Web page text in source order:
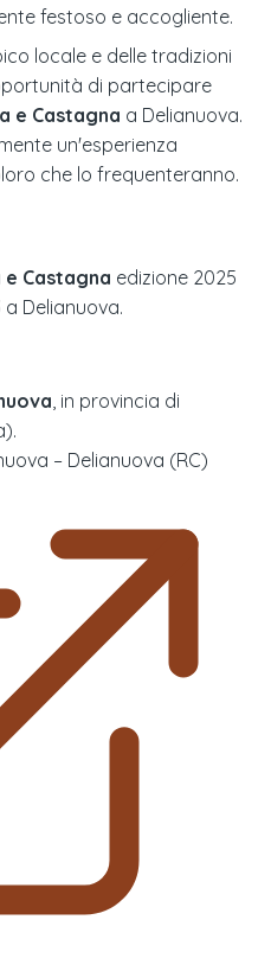
festoso e accogliente.
locale e delle tradizioni
di partecipare
e Castagna a Delianuova.
un'esperienza
che lo frequenteranno.
Castagna edizione 2025
a Delianuova.
, in provincia di
).
– Delianuova (RC)